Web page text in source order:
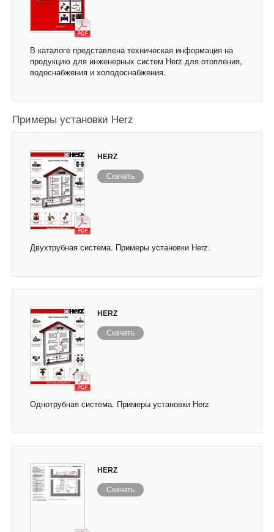
В каталоге представлена техническая информация на
продукцию для инженерных систем Herz для отопления,
водоснабжения и холодоснабжения.
Примеры установки Herz
HERZ
Скачать
Двухтрубная система. Примеры установки Herz.
HERZ
Скачать
Однотрубная система. Примеры установки Herz
HERZ
Скачать